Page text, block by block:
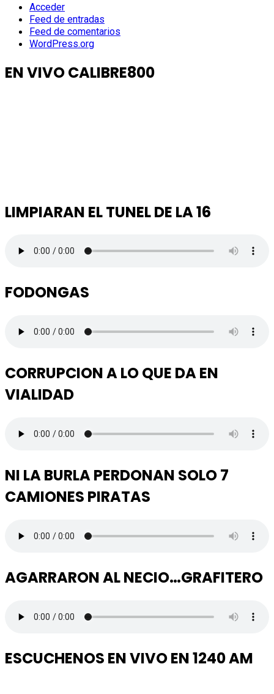
Acceder
Feed de entradas
Feed de comentarios
WordPress.org
EN VIVO CALIBRE800
LIMPIARAN EL TUNEL DE LA 16
FODONGAS
CORRUPCION A LO QUE DA EN
VIALIDAD
NI LA BURLA PERDONAN SOLO 7
CAMIONES PIRATAS
AGARRARON AL NECIO…GRAFITERO
ESCUCHENOS EN VIVO EN 1240 AM